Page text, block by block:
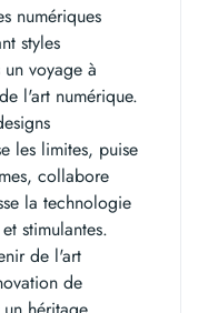
numériques
styles
voyage à
l'art numérique.
les limites, puise
collabore
la technologie
stimulantes.
de l'art
de